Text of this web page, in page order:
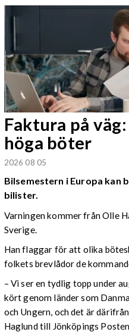
Faktura på
höga böter
2026 08 05
Bilsemestern i Europa kan
bilister.
Varningen kommer från Olle
Sverige.
Han flaggar för att olika
folkets brevlådor de
– Vi ser en tydlig topp under
kört genom länder som
och Ungern, och det är
Haglund till Jönköpings